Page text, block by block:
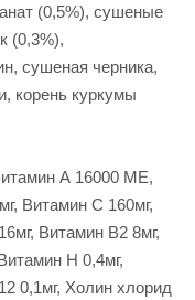
(0,5%), сушеные
(0,3%),
сушеная черника,
корень куркумы
А 16000 ME,
Витамин С 160мг,
Витамин В2 8мг,
H 0,4мг,
0,1мг, Холин хлорид